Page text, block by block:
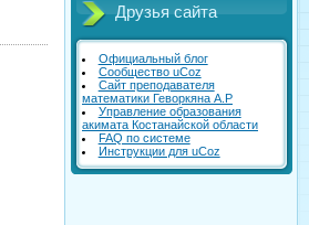
Друзья сайта
Официальный блог
Сообщество uCoz
Сайт преподавателя
математики Геворкяна А.Р
Управление образования
акимата Костанайской области
FAQ по системе
Инструкции для uCoz